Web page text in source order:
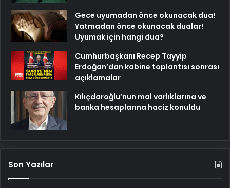
Gece uyumadan önce okunacak dua!
Yatmadan önce okunacak dualar!
Uyumak için hangi dua?
Cumhurbaşkanı Recep Tayyip
Erdoğan’dan kabine toplantısı sonrası
açıklamalar
Kılıçdaroğlu’nun mal varlıklarına ve
banka hesaplarına haciz konuldu
Son Yazılar